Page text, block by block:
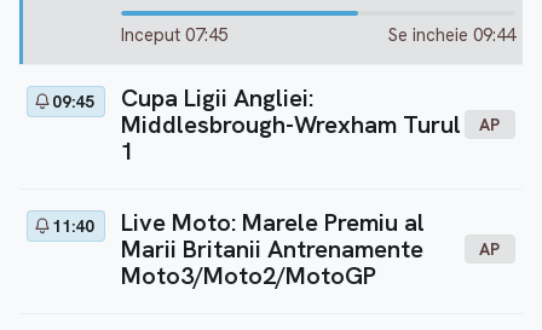
Inceput 07:45 Se incheie 09:44
09:45
Cupa Ligii Angliei:
Middlesbrough-Wrexham Turul
1
AP
11:40
Live Moto: Marele Premiu al
Marii Britanii Antrenamente
Moto3/Moto2/MotoGP
AP